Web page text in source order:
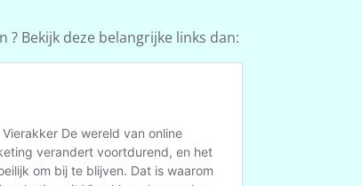
Bekijk deze belangrijke links dan: